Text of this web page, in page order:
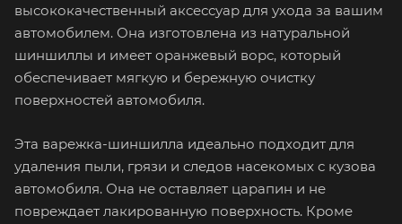
высококачественный аксессуар для ухода за вашим
автомобилем. Она изготовлена из натуральной
шиншиллы и имеет оранжевый ворс, который
обеспечивает мягкую и бережную очистку
поверхностей автомобиля.
Эта варежка-шиншилла идеально подходит для
удаления пыли, грязи и следов насекомых с кузова
автомобиля. Она не оставляет царапин и не
повреждает лакированную поверхность. Кроме